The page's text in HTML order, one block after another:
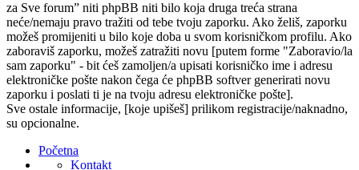
za Sve forum” niti phpBB niti bilo koja druga treća strana
neće/nemaju pravo tražiti od tebe tvoju zaporku. Ako želiš, zaporku
možeš promijeniti u bilo koje doba u svom korisničkom profilu. Ako
zaboraviš zaporku, možeš zatražiti novu [putem forme "Zaboravio/la
sam zaporku" - bit ćeš zamoljen/a upisati korisničko ime i adresu
elektroničke pošte nakon čega će phpBB softver generirati novu
zaporku i poslati ti je na tvoju adresu elektroničke pošte].
Sve ostale informacije, [koje upišeš] prilikom registracije/naknadno,
su opcionalne.
Početna
Kontakt